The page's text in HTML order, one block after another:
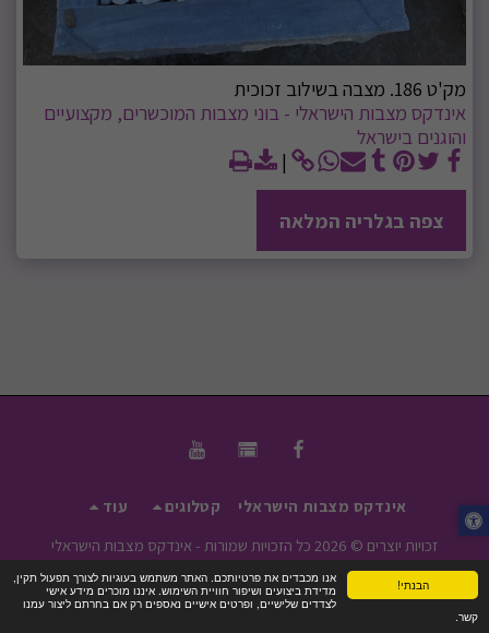
הבנתי!
אנו מכבדים את פרטיותכם. האתר משתמש בעוגיות לצורך תפעול תקין,
מדידת ביצועים ושיפור חוויית השימוש. איננו מוכרים מידע אישי
לצדדים שלישיים, ופרטים אישיים נאספים רק אם בחרתם ליצור עמנו
קשר.
מק'ט 186. מצבה בשילוב זכוכית
אינדקס מצבות הישראלי - בוני מצבות המוכשרים, מקצועיים
והוגנים בישראל
צפה בגלריה המלאה
אינדקס מצבות הישראלי קטלוגים
עוד
זכויות יוצרים © 2026 כל הזכויות שמורות -
אינדקס מצבות הישראלי
תנאי שימוש|פרטיות|נגישות